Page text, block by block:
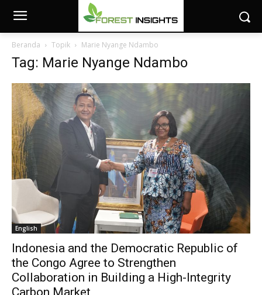
Beranda Topik Marie Nyange Ndambo
Tag: Marie Nyange Ndambo
English
Indonesia and the Democratic Republic of
the Congo Agree to Strengthen
Collaboration in Building a High-Integrity
Carbon Market